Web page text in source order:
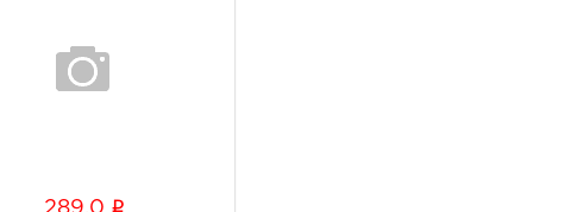
Воронеж Европа: 333.0 руб.